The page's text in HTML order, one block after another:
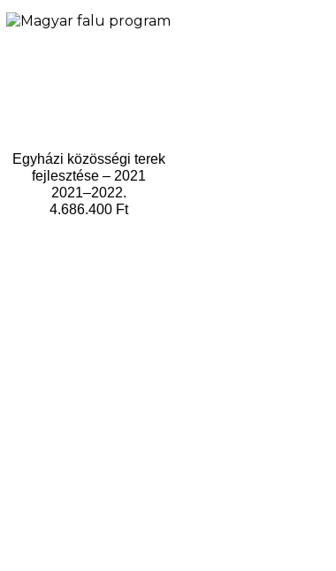
Egyházi közösségi terek
fejlesztése – 2021
2021–2022.
4.686.400 Ft